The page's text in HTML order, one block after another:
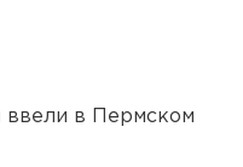
в Пермском